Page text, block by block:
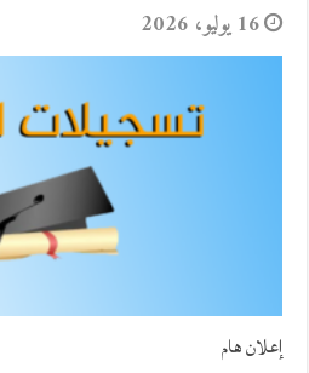
16 يوليو، 2026
إعلان هام